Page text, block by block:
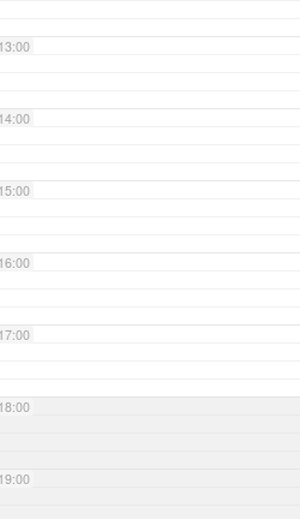
13:00
14:00
15:00
16:00
17:00
18:00
19:00